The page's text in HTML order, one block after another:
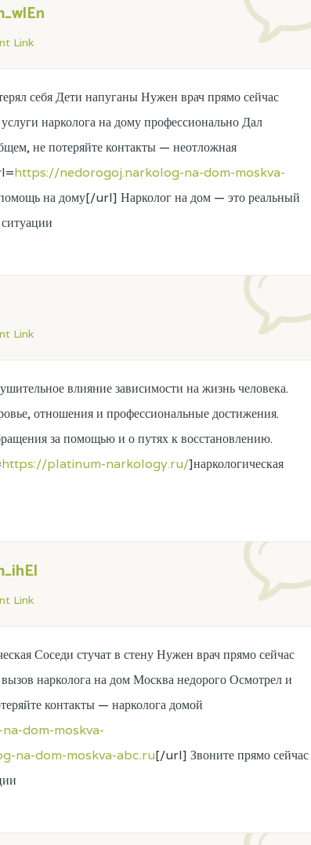
Link
себя Дети напуганы Нужен врач прямо сейчас
нарколога на дому профессионально Дал
не потеряйте контакты — неотложная
https://nedorogoj.narkolog-na-dom-moskva-
помощь на дому[/url] Нарколог на дом — это реальный
Link
влияние зависимости на жизнь человека.
отношения и профессиональные достижения.
за помощью и о путях к восстановлению.
https://platinum-narkology.ru/]наркологическая
Link
Соседи стучат в стену Нужен врач прямо сейчас
нарколога на дом Москва недорого Осмотрел и
контакты — нарколога домой
dom-moskva-
na-dom-moskva-abc.ru[/url] Звоните прямо сейчас